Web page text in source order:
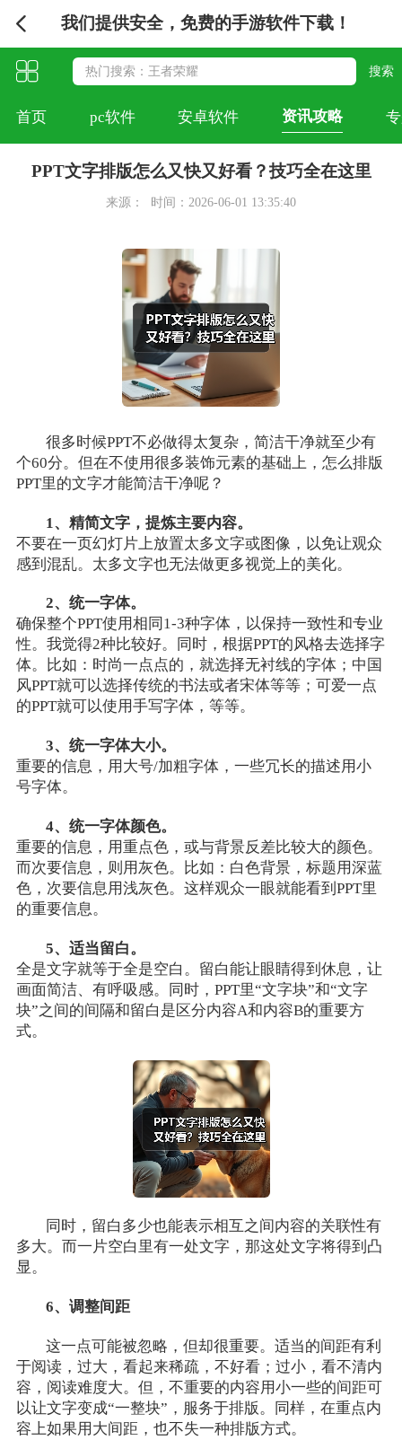
我们提供安全，免费的手游软件下载！
首页 pc软件 安卓软件 资讯攻略
PPT文字排版怎么又快又好看？技巧全在这里
来源： 时间：2026-06-01 13:35:40
很多时候PPT不必做得太复杂，简洁干净就至少有
个60分。但在不使用很多装饰元素的基础上，怎么排版
PPT里的文字才能简洁干净呢？
1、精简文字，提炼主要内容。
不要在一页幻灯片上放置太多文字或图像，以免让观众
感到混乱。太多文字也无法做更多视觉上的美化。
2、统一字体。
确保整个PPT使用相同1-3种字体，以保持一致性和专业
性。我觉得2种比较好。同时，根据PPT的风格去选择字
体。比如：时尚一点点的，就选择无衬线的字体；中国
风PPT就可以选择传统的书法或者宋体等等；可爱一点
的PPT就可以使用手写字体，等等。
3、统一字体大小。
重要的信息，用大号/加粗字体，一些冗长的描述用小
号字体。
4、统一字体颜色。
重要的信息，用重点色，或与背景反差比较大的颜色。
而次要信息，则用灰色。比如：白色背景，标题用深蓝
色，次要信息用浅灰色。这样观众一眼就能看到PPT里
的重要信息。
5、适当留白。
全是文字就等于全是空白。留白能让眼睛得到休息，让
画面简洁、有呼吸感。同时，PPT里“文字块”和“文字
块”之间的间隔和留白是区分内容A和内容B的重要方
式。
同时，留白多少也能表示相互之间内容的关联性有
多大。而一片空白里有一处文字，那这处文字将得到凸
显。
6、调整间距
这一点可能被忽略，但却很重要。适当的间距有利
于阅读，过大，看起来稀疏，不好看；过小，看不清内
容，阅读难度大。但，不重要的内容用小一些的间距可
以让文字变成“一整块”，服务于排版。同样，在重点内
容上如果用大间距，也不失一种排版方式。